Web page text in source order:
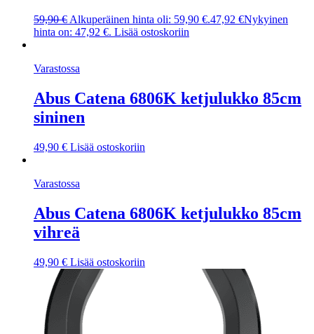
59,90€ Alkuperäinen hinta oli: 59,90 €.47,92 €Nykyinen
hinta on: 47,92 €. Lisää ostoskoriin
Varastossa
Abus Catena 6806K ketjulukko 85cm
sininen
49,90 € Lisää ostoskoriin
Varastossa
Abus Catena 6806K ketjulukko 85cm
vihreä
49,90 € Lisää ostoskoriin